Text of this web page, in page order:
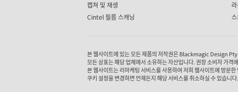
캡쳐 및 재생
Cintel 필름 스캐닝
본 웹사이트에 있는 모든 제품의 저작권은 Blackmagic Design
모든 상표는 해당 업체에서 소유하는 자산입니다. 권장 소비자 가격
본 웹사이트는 리마케팅 서비스를 사용하여 저희 웹사이트에 방문
쿠키 설정을 변경하면 언제든지 해당 서비스를 취소하실 수 있습니다.